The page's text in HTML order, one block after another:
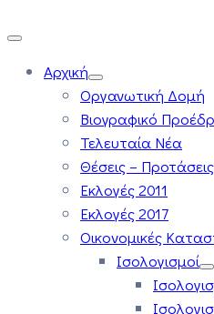
Αρχική
Οργανωτική Δομή
Βιογραφικό
Τελευταία Νέα
Θέσεις –
Εκλογές 2011
Εκλογές 2017
Οικονομικές
Ισολογισμοί